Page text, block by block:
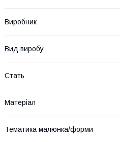
Виробник
Вид виробу
Стать
Матеріал
Тематика малюнка/форми